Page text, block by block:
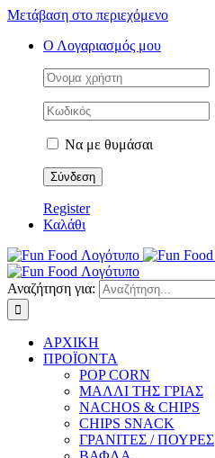
Μετάβαση στο περιεχόμενο
Ο Λογαριασμός μου
Να με θυμάσαι
Register
Καλάθι
Αναζήτηση για:
ΑΡΧΙΚΗ
ΠΡΟΪΟΝΤΑ
POP CORN
ΜΑΛΛΙ ΤΗΣ ΓΡΙΑΣ
NACHOS & CHIPS
CHIPS SNACK
ΓΡΑΝΙΤΕΣ / ΠΟΥΡΕΣ